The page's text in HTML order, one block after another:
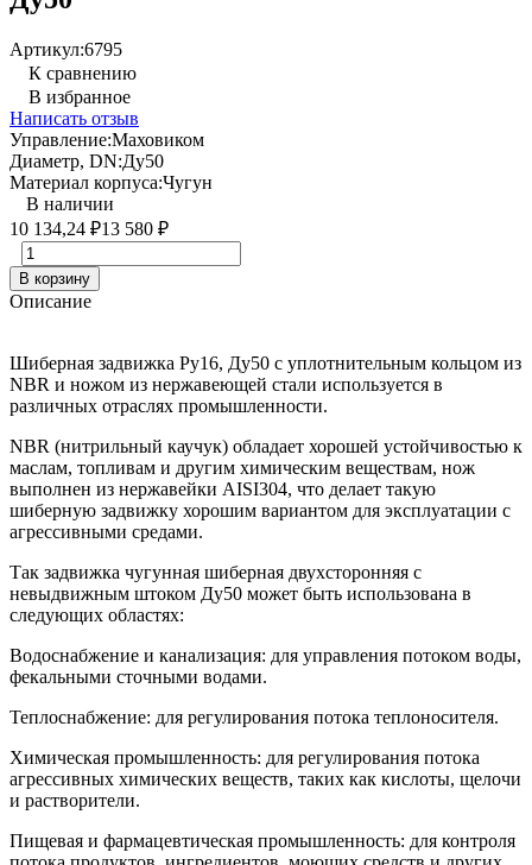
Артикул:6795
К сравнению
В избранное
Написать отзыв
Управление:Маховиком
Диаметр, DN:Ду50
Материал корпуса:Чугун
В наличии
10 134,24 ₽13 580 ₽
В корзину
Описание
Шиберная задвижка Ру16, Ду50 с уплотнительным кольцом из
NBR и ножом из нержавеющей стали используется в
различных отраслях промышленности.
NBR (нитрильный каучук) обладает хорошей устойчивостью к
маслам, топливам и другим химическим веществам, нож
выполнен из нержавейки AISI304, что делает такую
шиберную задвижку хорошим вариантом для эксплуатации с
агрессивными средами.
Так задвижка чугунная шиберная двухсторонняя с
невыдвижным штоком Ду50 может быть использована в
следующих областях:
Водоснабжение и канализация: для управления потоком воды,
фекальными сточными водами.
Теплоснабжение: для регулирования потока теплоносителя.
Химическая промышленность: для регулирования потока
агрессивных химических веществ, таких как кислоты, щелочи
и растворители.
Пищевая и фармацевтическая промышленность: для контроля